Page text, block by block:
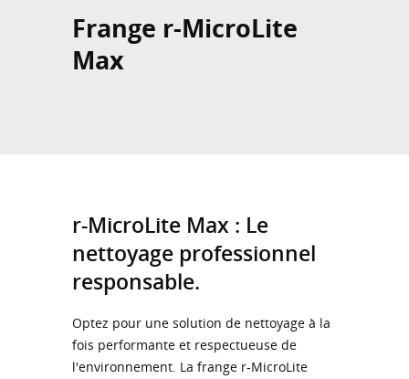
Frange r-MicroLite
Max
r-MicroLite Max : Le
nettoyage professionnel
responsable.
Optez pour une solution de nettoyage à la
fois performante et respectueuse de
l'environnement. La frange r-MicroLite